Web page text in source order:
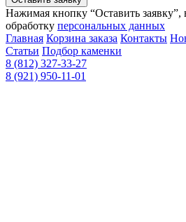
Нажимая кнопку “Оставить заявку”,
обработку персональных данных
Главная Корзина заказа Контакты
Статьи Подбор каменки
8 (812) 327-33-27
8 (921) 950-11-01